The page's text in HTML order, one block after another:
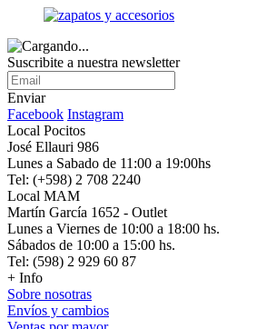
Suscribite a nuestra newsletter
Enviar
Facebook Instagram
Local Pocitos
José Ellauri 986
Lunes a Sabado de 11:00 a 19:00hs
Tel: (+598) 2 708 2240
Local MAM
Martín García 1652 - Outlet
Lunes a Viernes de 10:00 a 18:00 hs.
Sábados de 10:00 a 15:00 hs.
Tel: (598) 2 929 60 87
+ Info
Sobre nosotras
Envíos y cambios